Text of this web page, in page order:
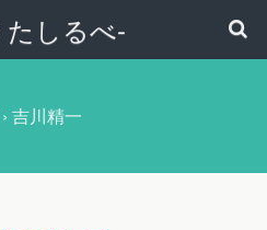
たしるべ-
吉川精一